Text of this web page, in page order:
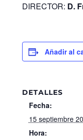
DIRECTOR: D.
Añadir al
DETALLES
Fecha:
15 septiembre
Hora: